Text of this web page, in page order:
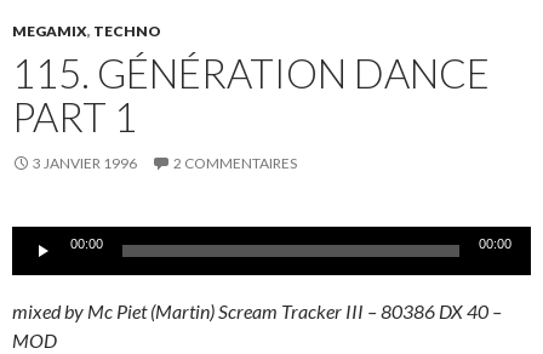
MEGAMIX, TECHNO
115. GÉNÉRATION DANCE
PART 1
3 JANVIER 1996 2 COMMENTAIRES
Lecteur00:00 00:00
mixed by Mc Piet (Martin) Scream Tracker III – 80386 DX 40 –
MOD